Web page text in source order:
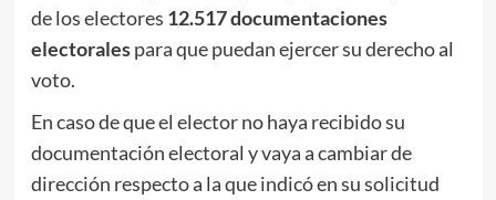
de los electores 12.517documentaciones
electoralespara que puedan ejercer su derecho al
voto.
En caso de que el elector no haya recibido su
documentación electoral y vaya a cambiar de
dirección respecto a la que indicó en su solicitud